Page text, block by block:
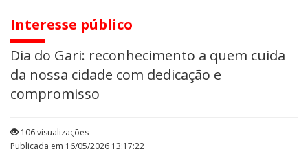
Interesse público
Dia do Gari: reconhecimento a quem cuida
da nossa cidade com dedicação e
compromisso
106 visualizações
Publicada em 16/05/2026 13:17:22